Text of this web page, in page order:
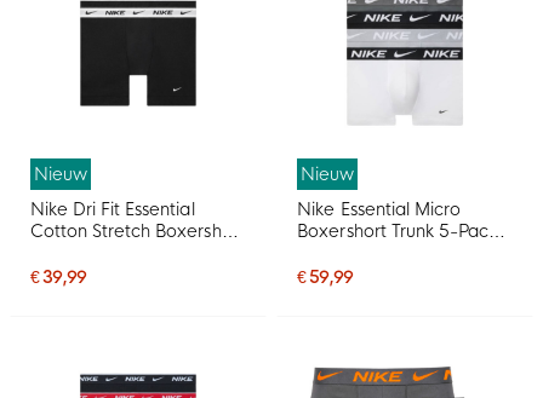
Nieuw
Nike Dri Fit Essential
Cotton Stretch Boxershort
€ 39,99
Nieuw
Nike Essential Micro
Boxershort Trunk 5-Pack
€ 59,99